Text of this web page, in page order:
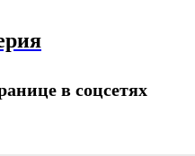
в соцсетях